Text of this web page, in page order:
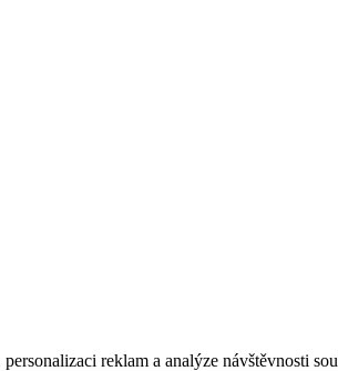
reklam a analýze návštěvnosti